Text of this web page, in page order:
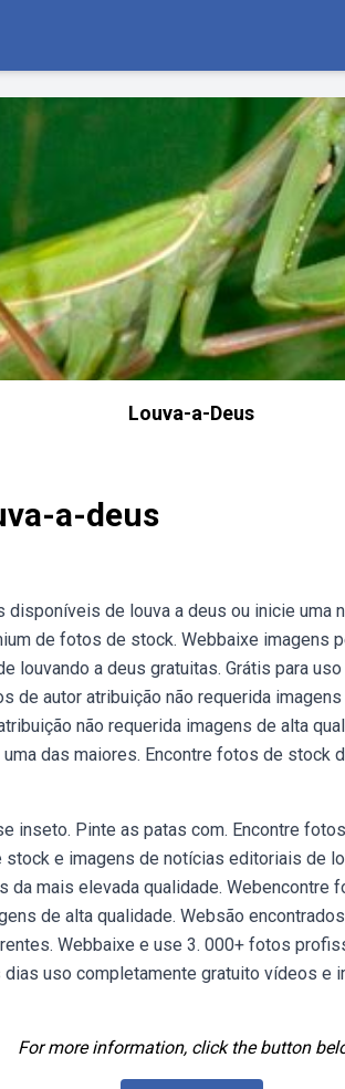
Louva-a-Deus
a-deus
de louva a deus ou inicie uma
de fotos de stock. Webbaixe imagens
louvando a deus gratuitas. Grátis para
de autor atribuição não requerida
não requerida imagens de alta
das maiores. Encontre fotos de stock
inseto. Pinte as patas com. Encontre
e imagens de notícias editoriais de
da mais elevada qualidade.
de alta qualidade. Websão
Webbaixe e use 3. 000+ fotos
uso completamente gratuito vídeos e
For more information, click the button